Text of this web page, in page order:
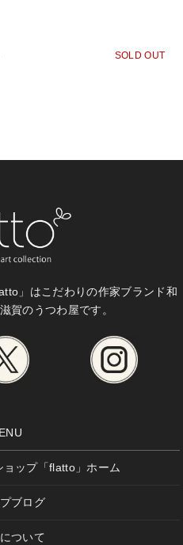
SOLD OUT
」はこだわりの作家ブランド和
賀のうつわ屋です。
ップ「flatto」ホーム
ブログ
ついて